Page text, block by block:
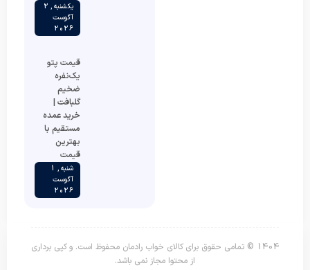
یکشنبه , 2
آگوست
2026
قیمت پتو
یک‌نفره
ضخیم
گلبافت |
خرید عمده
مستقیم با
بهترین
قیمت
شنبه , 1
آگوست
2026
1404 © تمامی حقوق برای کالای خواب رادمان محفوظ است. و کپی برداری
از محتوا مجاز نمی باشد.